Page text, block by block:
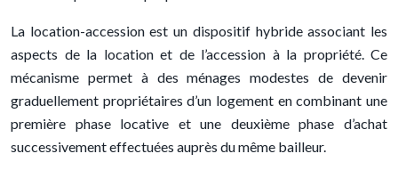
La location-accession est un dispositif hybride associant les
aspects de la location et de l’accession à la propriété. Ce
mécanisme permet à des ménages modestes de devenir
graduellement propriétaires d’un logement en combinant une
première phase locative et une deuxième phase d’achat
successivement effectuées auprès du même bailleur.